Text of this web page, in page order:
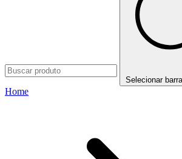
Selecionar
Home